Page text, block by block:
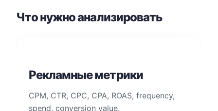
Что нужно анализировать
Рекламные метрики
CPM, CTR, CPC, CPA, ROAS, frequency,
spend, conversion value.